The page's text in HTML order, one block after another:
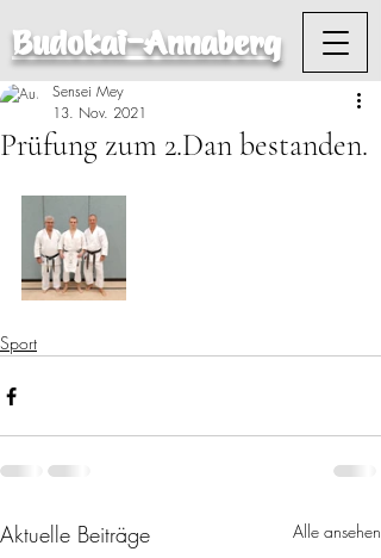
Budokai-Annaberg
Prüfung zum 2.Dan bestanden.
Sensei Mey
13. Nov. 2021
Sport
Aktuelle Beiträge Alle ansehen